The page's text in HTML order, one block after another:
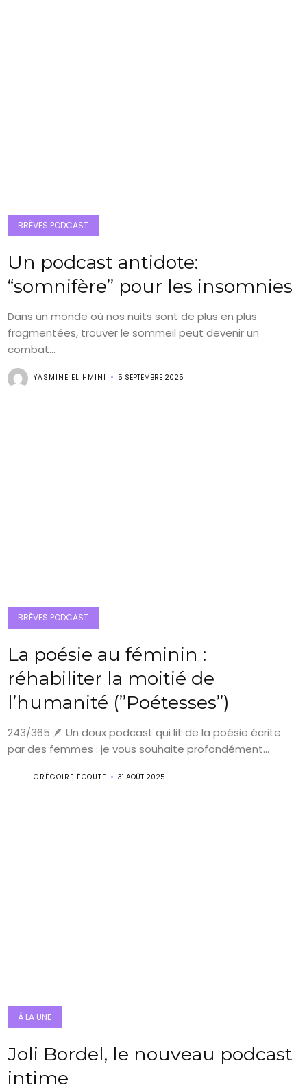
BRÈVES PODCAST
Un podcast antidote:
“somnifère” pour les insomnies
Dans un monde où nos nuits sont de plus en plus
fragmentées, trouver le sommeil peut devenir un
combat...
YASMINE EL HMINI 5 SEPTEMBRE 2025
BRÈVES PODCAST
La poésie au féminin :
réhabiliter la moitié de
l’humanité (”Poétesses”)
243/365 🪶 Un doux podcast qui lit de la poésie écrite
par des femmes : je vous souhaite profondément...
GRÉGOIRE ÉCOUTE 31 AOÛT 2025
À LA UNE
Joli Bordel, le nouveau podcast
intime